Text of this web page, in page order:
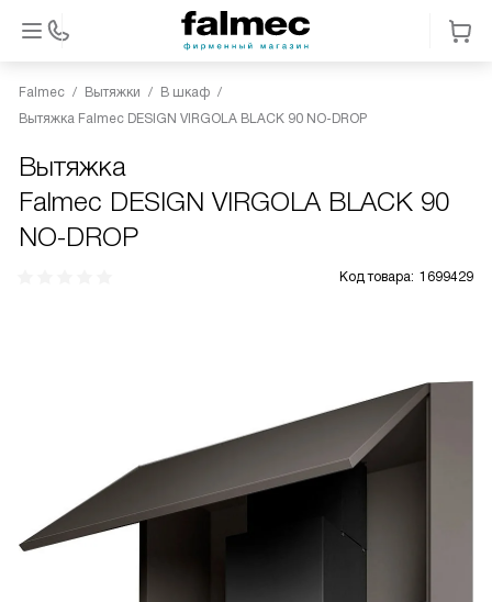
Falmec Вытяжки
В шкаф
Вытяжка Falmec DESIGN VIRGOLA BLACK 90 NO-DROP
Вытяжка
Falmec DESIGN VIRGOLA BLACK 90
NO-DROP
Код товара: 1699429